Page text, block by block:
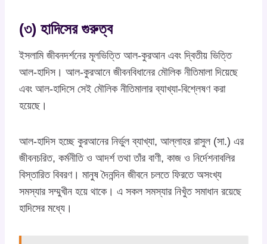
(৩) হাদিসের গুরুত্ব
ইসলামি জীবনদর্শনের মূলভিত্তি আল-কুরআন এবং দ্বিতীয় ভিত্তি
আল-হাদিস। আল-কুরআনে জীবনবিধানের মৌলিক নীতিমালা দিয়েছে
এবং আল-হাদিসে সেই মৌলিক নীতিমালার ব্যাখ্যা-বিশ্লেষণ করা
হয়েছে।
আল-হাদিস হচ্ছে কুরআনের নির্ভুল ব্যাখ্যা, আল্লাহর রাসুল (সা.) এর
জীবনচরিত, কর্মনীতি ও আদর্শ তথা তাঁর বাণী, কাজ ও নির্দেশনাবলির
বিস্তারিত বিবরণ। মানুষ দৈনন্দিন জীবনে চলতে ফিরতে অসংখ্য
সমস্যার সম্মুখীন হয়ে থাকে। এ সকল সমস্যার নিখুঁত সমাধান রয়েছে
হাদিসের মধ্যে।